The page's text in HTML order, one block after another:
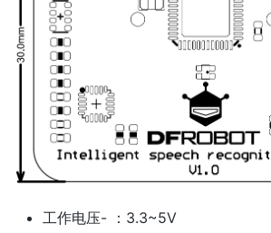
工作电压- ：3.3~5V